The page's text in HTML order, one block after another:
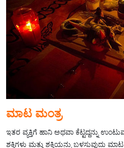
ಮಾಟ ಮಂತ್ರ
ಇತರ ವ್ಯಕ್ತಿಗೆ ಹಾನಿ ಅಥವಾ ಕೆಟ್ಟದ್ದನ್ನು
ಶಕ್ತಿಗಳು ಮತ್ತು ಶಕ್ತಿಯನ್ನು ಬಳಸುವುದು ಮಾಟ